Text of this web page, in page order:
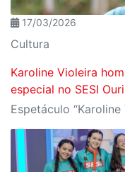
17/03/2026
Cultura
Karoline Violeira
especial no SESI